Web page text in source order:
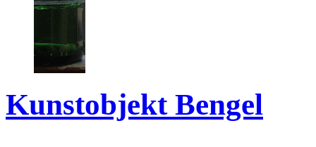
Kunstobjekt Bengel